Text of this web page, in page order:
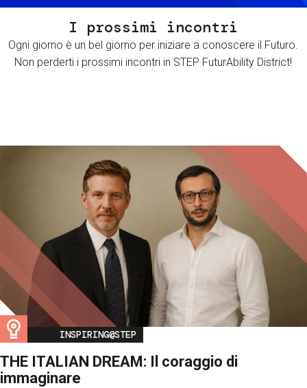
I prossimi incontri
Ogni giorno è un bel giorno per iniziare a conoscere il Futuro.
Non perderti i prossimi incontri in STEP FuturAbility District!
Image
INSPIRING@STEP
THE ITALIAN DREAM: Il coraggio di
immaginare